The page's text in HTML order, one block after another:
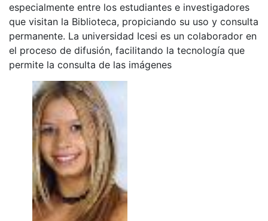
especialmente entre los estudiantes e investigadores
que visitan la Biblioteca, propiciando su uso y consulta
permanente. La universidad Icesi es un colaborador en
el proceso de difusión, facilitando la tecnología que
permite la consulta de las imágenes